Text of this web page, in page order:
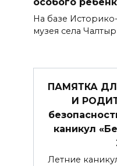
На базе
музея села
ПАМЯТКА
И
каникул
Летние